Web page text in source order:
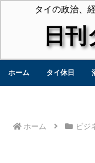
タイの政治、
日
ホーム タイ休日
ホーム ビジ